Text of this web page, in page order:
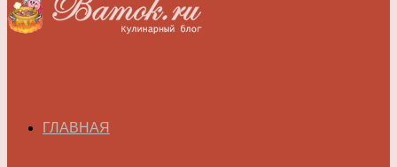
ГЛАВНАЯ